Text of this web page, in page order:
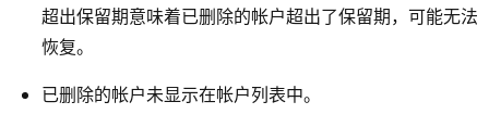
超出保留期意味着已删除的帐户超出了保留期，可能无法
恢复。
已删除的帐户未显示在帐户列表中。